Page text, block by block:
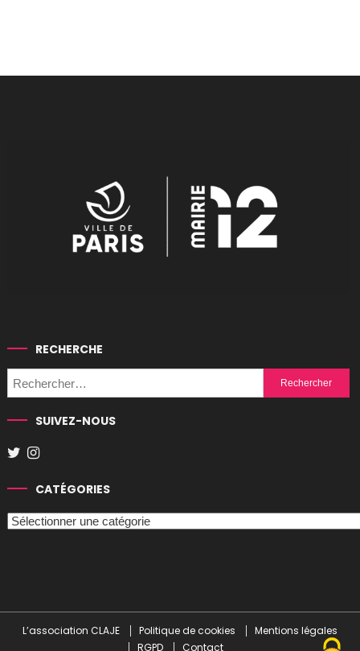
RECHERCHE
Rechercher :
SUIVEZ-NOUS
CATÉGORIES
Catégories
L’association CLAJE Politique de cookies
Mentions légales
RGPD
Contact